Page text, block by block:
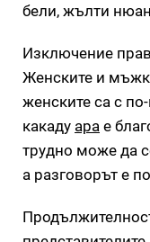
бели, жълти
Изключение
Женските и
женските са с
какаду ара е
трудно може да
а разговорът е